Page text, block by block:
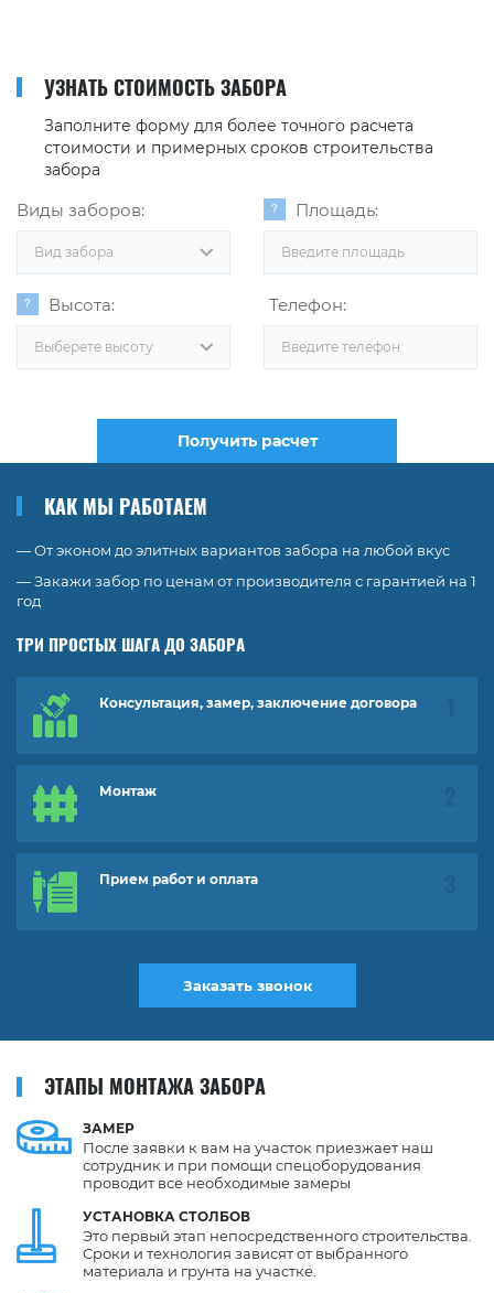
УЗНАТЬ СТОИМОСТЬ ЗАБОРА
Заполните форму для более точного расчета
стоимости и примерных сроков строительства
забора
Виды заборов:
Вид забора
Площадь:
Высота:
Выберете высоту
Телефон:
Получить расчет
КАК МЫ РАБОТАЕМ
— От эконом до элитных вариантов забора на любой вкус
— Закажи забор по ценам от производителя с гарантией на 1
год
ТРИ ПРОСТЫХ ШАГА ДО ЗАБОРА
Консультация, замер, заключение договора
Монтаж
Прием работ и оплата
Заказать звонок
ЭТАПЫ МОНТАЖА ЗАБОРА
ЗАМЕР
УСТАНОВКА СТОЛБОВ
После заявки к вам на участок приезжает наш
сотрудник и при помощи спецоборудования
проводит все необходимые замеры
Это первый этап непосредственного строительства.
Сроки и технология зависят от выбранного
материала и грунта на участке.